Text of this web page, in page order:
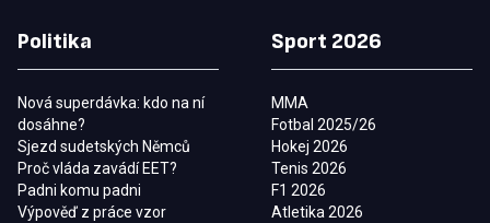
Politika
Nová superdávka: kdo na ní
dosáhne?
Sjezd sudetských Němců
Proč vláda zavádí EET?
Padni komu padni
Výpověď z práce vzor
Sport 2026
MMA
Fotbal 2025/26
Hokej 2026
Tenis 2026
F1 2026
Atletika 2026